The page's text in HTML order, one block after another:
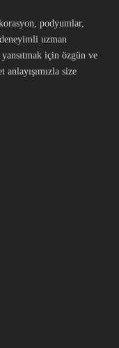
podyumlar,
uzman
için özgün ve
size